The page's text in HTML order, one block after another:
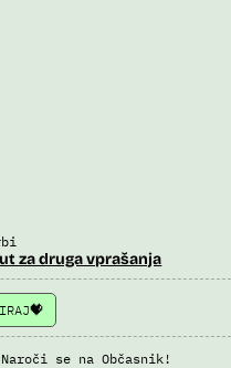
za druga vprašanja
se na Občasnik!